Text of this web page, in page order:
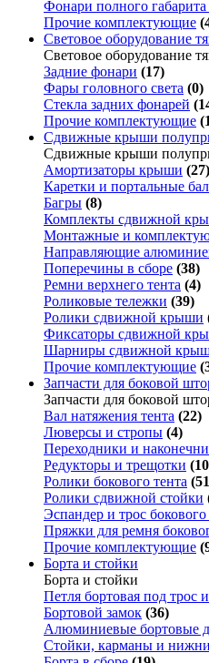
Фонари полного
Прочие комплектующие
Световое оборудование
Световое оборудование
Задние фонари (17)
Фары головного света (0)
Стекла задних фонарей
Прочие комплектующие
Сдвижные крыши
Сдвижные крыши
Амортизаторы крыши (27)
Каретки и портальные
Багры (8)
Комплекты сдвижной
Монтажные и
Направляющие
Поперечины в сборе (38)
Ремни верхнего тента (4)
Роликовые тележки (39)
Ролики сдвижной крыши
Фиксаторы сдвижной
Шарниры сдвижной
Прочие комплектующие
Запчасти для боковой
Запчасти для боковой
Вал натяжения тента (22)
Люверсы и стропы (4)
Переходники и
Редукторы и трещотки
Ролики бокового тента
Ролики сдвижной стойки
Эспандер и трос бокового
Пряжки для ремня
Прочие комплектующие
Борта и стойки
Борта и стойки
Петля бортовая под трос
Бортовой замок (36)
Алюминиевые бортовые
Стойки, карманы и